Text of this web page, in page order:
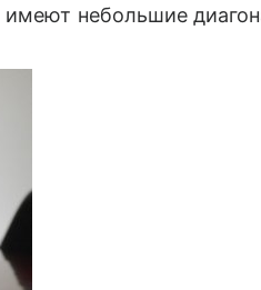
небольшие